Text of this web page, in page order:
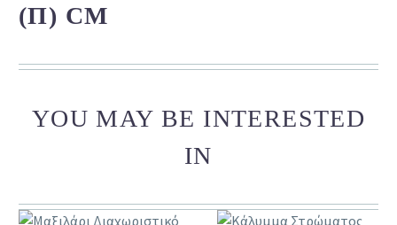
(Π) CM
YOU MAY BE INTERESTED
IN